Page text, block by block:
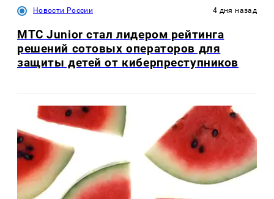
Новости России 4 дня назад
МТС Junior стал лидером рейтинга
решений сотовых операторов для
защиты детей от киберпреступников